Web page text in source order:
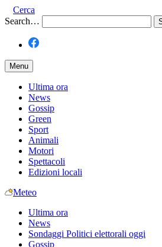
Cerca
Search…
Menu
Ultima ora
News
Gossip
Green
Sport
Animali
Motori
Spettacoli
Edizioni locali
Meteo
Ultima ora
News
Sondaggi Politici elettorali oggi
Gossip